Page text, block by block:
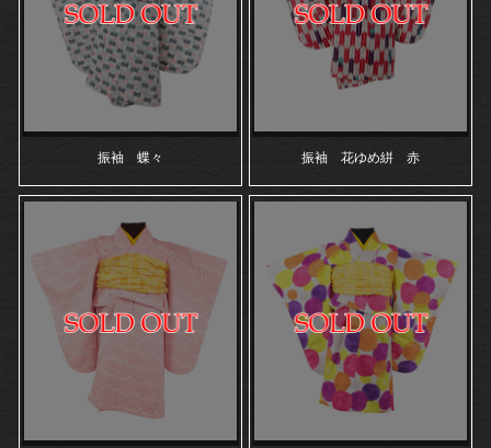
振袖 蝶々 振袖 花ゆめ絣 赤